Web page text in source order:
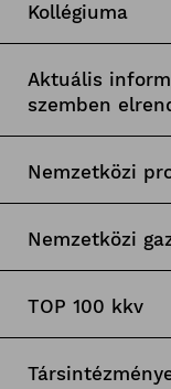
Kollégiuma
Aktuális
szemben
Nemzetközi
Nemzetközi
TOP 100 kkv